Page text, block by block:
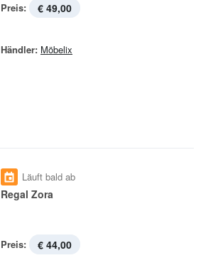
Preis: € 49,00
Händler: Möbelix
Läuft bald ab
Regal Zora
Preis: € 44,00